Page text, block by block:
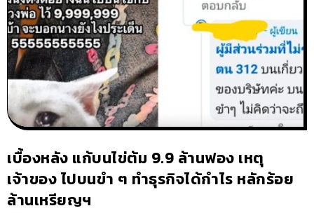
เบื้องหลัง แก้บนไข่ต้ม 9.9 ล้านฟอง เหตุ
เจ้าของ ไปบนขำ ๆ ทำธุรกิจได้กำไร หลักร้อย
ล้านเหรียญฯ